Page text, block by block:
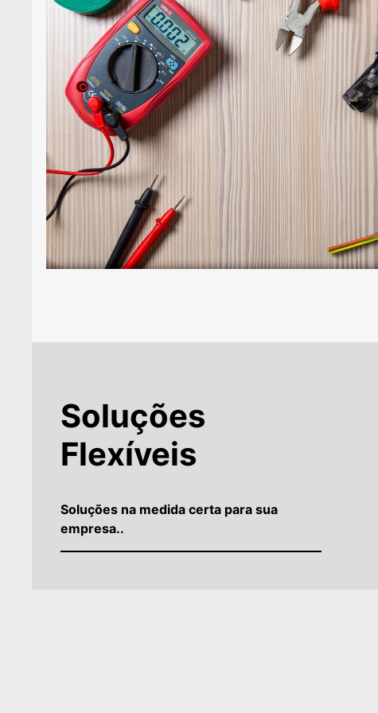
Soluções
Flexíveis
Soluções na medida certa para sua
empresa..